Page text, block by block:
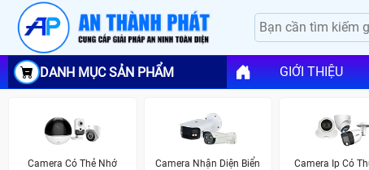
DANH MỤC SẢN PHẨM GIỚI THIỆU
Camera Có Thẻ Nhớ
Camera Nhận Diện Biển
Camera Ip Có